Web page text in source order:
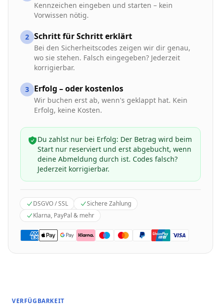
Kennzeichen eingeben und starten – kein
Vorwissen nötig.
2 Schritt für Schritt erklärt
Bei den Sicherheitscodes zeigen wir dir genau,
wo sie stehen. Falsch eingegeben? Jederzeit
korrigierbar.
3 Erfolg – oder kostenlos
Wir buchen erst ab, wenn's geklappt hat. Kein
Erfolg, keine Kosten.
Du zahlst nur bei Erfolg: Der Betrag wird beim
Start nur reserviert und erst abgebucht, wenn
deine Abmeldung durch ist. Codes falsch?
Jederzeit korrigierbar.
DSGVO / SSL
Sichere Zahlung
Klarna, PayPal & mehr
VERFÜGBARKEIT